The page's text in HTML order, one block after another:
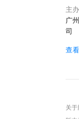
主
广
司
查
关